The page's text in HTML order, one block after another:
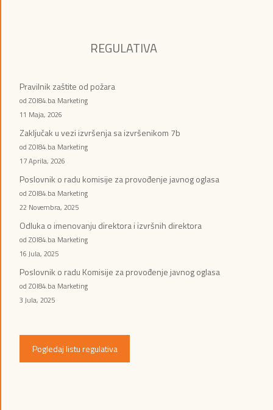
REGULATIVA
Pravilnik zaštite od požara
od ZOI84.ba Marketing
11 Maja, 2026
Zaključak u vezi izvršenja sa izvršenikom 7b
od ZOI84.ba Marketing
17 Aprila, 2026
Poslovnik o radu komisije za provođenje javnog oglasa
od ZOI84.ba Marketing
22 Novembra, 2025
Odluka o imenovanju direktora i izvršnih direktora
od ZOI84.ba Marketing
16 Jula, 2025
Poslovnik o radu Komisije za provođenje javnog oglasa
od ZOI84.ba Marketing
3 Jula, 2025
Pogledaj listu regulativa